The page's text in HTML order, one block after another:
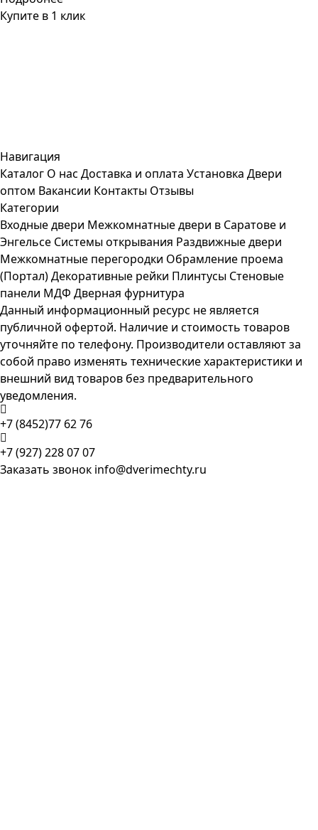
Купите в 1 клик
Навигация
Каталог О нас Доставка и оплата Установка Двери
оптом Вакансии Контакты Отзывы
Категории
Входные двери Межкомнатные двери в Саратове и
Энгельсе Системы открывания Раздвижные двери
Межкомнатные перегородки Обрамление проема
(Портал)Декоративные рейки Плинтусы Стеновые
панели МДФ Дверная фурнитура
Данный информационный ресурс не является
публичной офертой. Наличие и стоимость товаров
уточняйте по телефону. Производители оставляют за
собой право изменять технические характеристики и
внешний вид товаров без предварительного
уведомления.
+7 (8452)77 62 76
+7 (927) 228 07 07
Заказать звонок info@dverimechty.ru